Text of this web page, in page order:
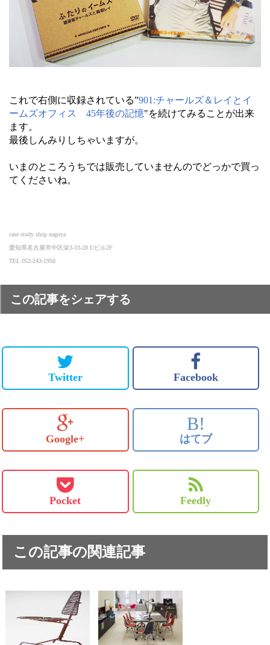
これで右側に収録されている”901:チャールズ＆レイとイ
ームズオフィス 45年後の記憶"を続けてみることが出来
ます。
最後しんみりしちゃいますが。
いまのところうちでは販売していませんのでどっかで買っ
てくださいね。
case study shop nagoya
愛知県名古屋市中区栄3-33-28 Uビル2F
TEL 052-243-1950
この記事をシェアする
Twitter Facebook
Google+
B!
はてブ
Pocket Feedly
この記事の関連記事